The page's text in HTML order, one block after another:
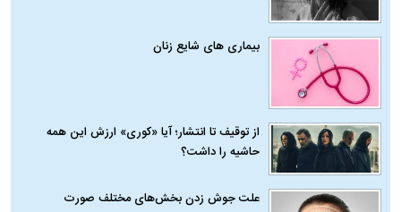
بیماری‌ های شایع زنان
از توقیف تا انتشار؛ آیا «کوری» ارزش این همه
حاشیه را داشت؟
علت جوش زدن بخش‌های مختلف صورت